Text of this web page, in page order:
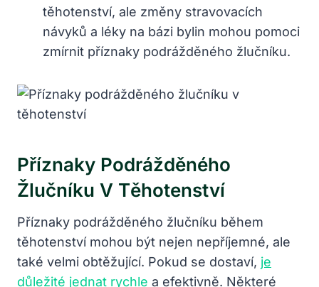
těhotenství, ale změny stravovacích
návyků a léky na bázi bylin mohou pomoci
zmírnit příznaky podrážděného žlučníku.
Příznaky Podrážděného
Žlučníku V Těhotenství
Příznaky podrážděného žlučníku během
těhotenství mohou být nejen nepříjemné, ale
také velmi obtěžující. Pokud se dostaví, je
důležité jednat rychle a efektivně. Některé